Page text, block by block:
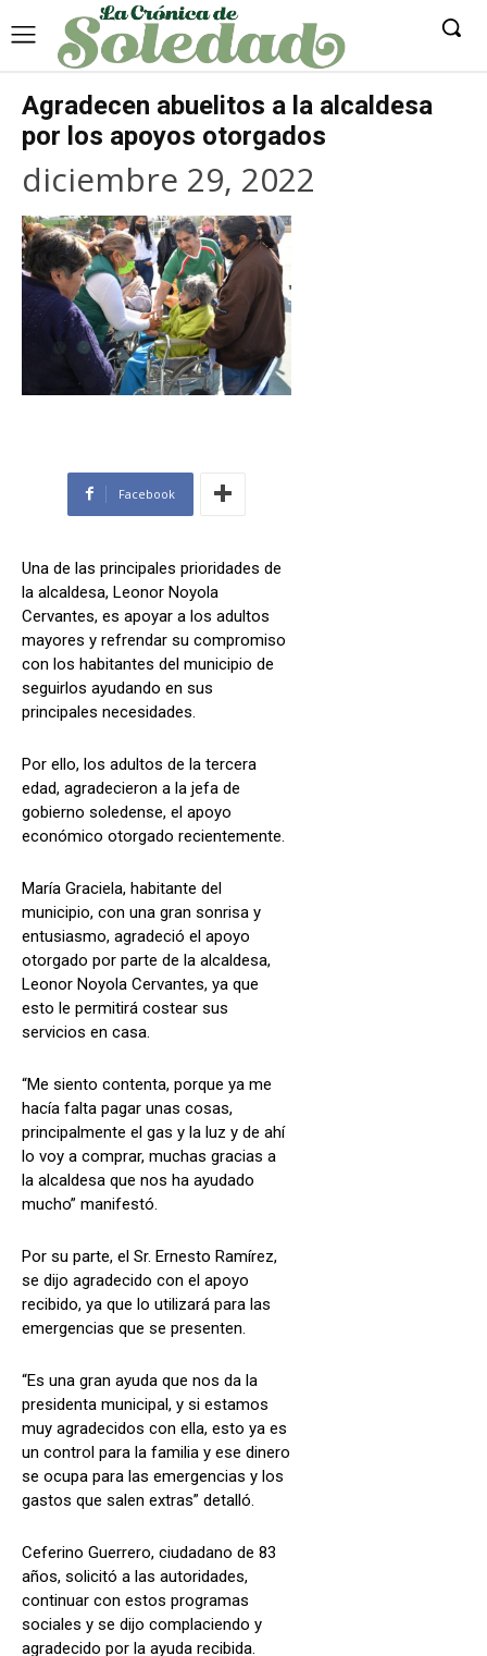
Agradecen abuelitos a la alcaldesa
por los apoyos otorgados
diciembre 29, 2022
Facebook
Una de las principales prioridades de
la alcaldesa, Leonor Noyola
Cervantes, es apoyar a los adultos
mayores y refrendar su compromiso
con los habitantes del municipio de
seguirlos ayudando en sus
principales necesidades.
Por ello, los adultos de la tercera
edad, agradecieron a la jefa de
gobierno soledense, el apoyo
económico otorgado recientemente.
María Graciela, habitante del
municipio, con una gran sonrisa y
entusiasmo, agradeció el apoyo
otorgado por parte de la alcaldesa,
Leonor Noyola Cervantes, ya que
esto le permitirá costear sus
servicios en casa.
“Me siento contenta, porque ya me
hacía falta pagar unas cosas,
principalmente el gas y la luz y de ahí
lo voy a comprar, muchas gracias a
la alcaldesa que nos ha ayudado
mucho” manifestó.
Por su parte, el Sr. Ernesto Ramírez,
se dijo agradecido con el apoyo
recibido, ya que lo utilizará para las
emergencias que se presenten.
“Es una gran ayuda que nos da la
presidenta municipal, y si estamos
muy agradecidos con ella, esto ya es
un control para la familia y ese dinero
se ocupa para las emergencias y los
gastos que salen extras” detalló.
Ceferino Guerrero, ciudadano de 83
años, solicitó a las autoridades,
continuar con estos programas
sociales y se dijo complaciendo y
agradecido por la ayuda recibida.